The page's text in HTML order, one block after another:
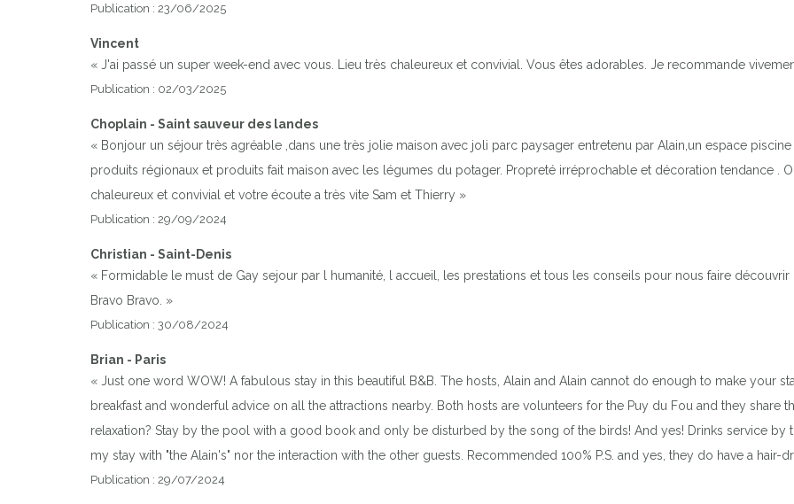
Publication : 23/06/2025
Vincent
« J'ai passé un super week-end avec vous. Lieu très chaleureux et convivial. Vous êtes adorables. Je recommande
Publication : 02/03/2025
Choplain - Saint sauveur des landes
« Bonjour un séjour très agréable ,dans une très jolie maison avec joli parc paysager entretenu par Alain,un espace
produits régionaux et produits fait maison avec les légumes du potager. Propreté irréprochable et décoration tendance .
chaleureux et convivial et votre écoute a très vite Sam et Thierry »
Publication : 29/09/2024
Christian - Saint-Denis
« Formidable le must de Gay sejour par l humanité, l accueil, les prestations et tous les conseils pour nous faire
Bravo Bravo. »
Publication : 30/08/2024
Brian - Paris
« Just one word WOW! A fabulous stay in this beautiful B&B. The hosts, Alain and Alain cannot do enough to make your
breakfast and wonderful advice on all the attractions nearby. Both hosts are volunteers for the Puy du Fou and they share
relaxation? Stay by the pool with a good book and only be disturbed by the song of the birds! And yes! Drinks service
my stay with "the Alain's" nor the interaction with the other guests. Recommended 100% P.S. and yes, they do have a hair-
Publication : 29/07/2024